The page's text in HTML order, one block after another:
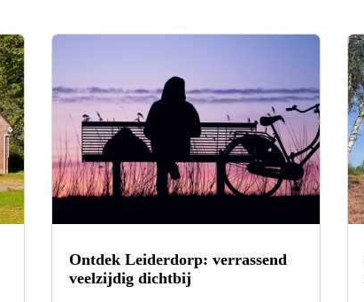
Ontdek Leiderdorp: verrassend
veelzijdig dichtbij